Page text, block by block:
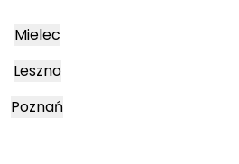
Mielec
Leszno
Poznań